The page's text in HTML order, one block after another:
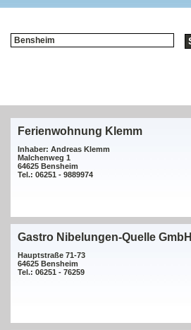
Ferienwohnung Klemm
Inhaber: Andreas Klemm
Malchenweg 1
64625 Bensheim
Tel.: 06251 - 9889974
Gastro Nibelungen-Quelle GmbH
Hauptstraße 71-73
64625 Bensheim
Tel.: 06251 - 76259